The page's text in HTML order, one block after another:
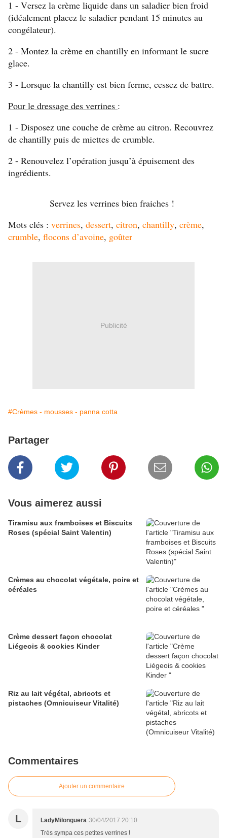
1 - Versez la crème liquide dans un saladier bien froid
(idéalement placez le saladier pendant 15 minutes au
congélateur).
2 - Montez la crème en chantilly en informant le sucre
glace.
3 - Lorsque la chantilly est bien ferme, cessez de battre.
Pour le dressage des verrines :
1 - Disposez une couche de crème au citron. Recouvrez
de chantilly puis de miettes de crumble.
2 - Renouvelez l’opération jusqu’à épuisement des
ingrédients.
Servez les verrines bien fraiches !
Mots clés : verrines, dessert, citron, chantilly, crème,
crumble, flocons d’avoine, goûter
Publicité
#Crèmes - mousses - panna cotta
Partager
Vous aimerez aussi
Tiramisu aux framboises et Biscuits
Roses (spécial Saint Valentin)
Crèmes au chocolat végétale, poire et
céréales
Crème dessert façon chocolat
Liégeois & cookies Kinder
Riz au lait végétal, abricots et
pistaches (Omnicuiseur Vitalité)
Commentaires
Ajouter un commentaire
L LadyMilonguera 30/04/2017 20:10
Très sympa ces petites verrines !